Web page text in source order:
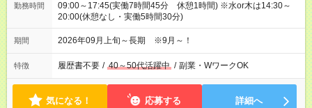
勤務時間
09:00～17:45(実働7時間45分 休憩1時間) ※水or木は14:30～
20:00(休憩なし・実働5時間30分)
期間 2026年09月上旬～長期 ※9月～！
特徴 履歴書不要 / 40～50代活躍中 / 副業・WワークOK
気になる！ 応募する 詳細へ